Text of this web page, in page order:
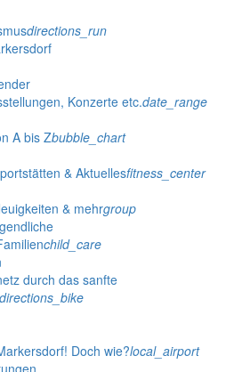
directions_run
Konzerte etc.date_range
A bis Zbubble_chart
& Aktuellesfitness_center
& mehrgroup
child_care
durch das sanfte
directions_bike
Doch wie?local_airport